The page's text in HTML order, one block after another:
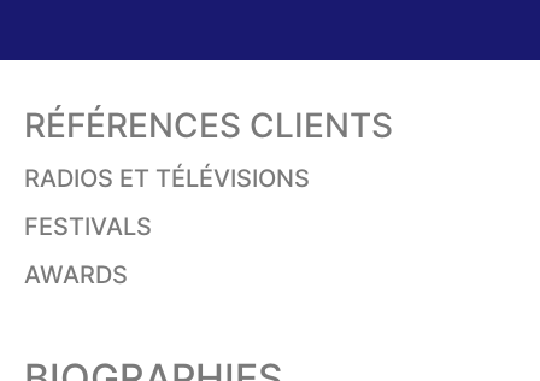
RÉFÉRENCES CLIENTS
RADIOS ET TÉLÉVISIONS
FESTIVALS
AWARDS